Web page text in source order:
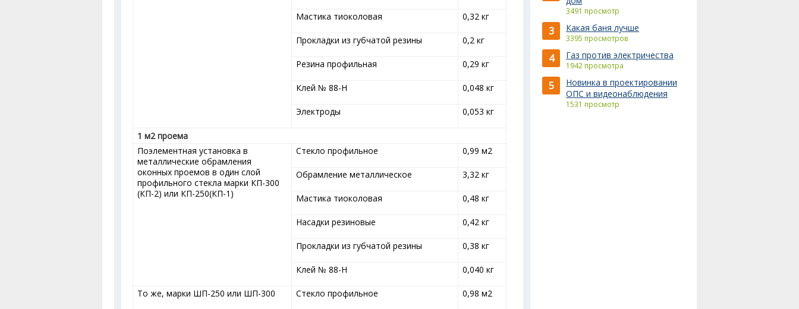
Мастика тиоколовая 0,32 кг
Прокладки из губчатой резины 0,2 кг
Резина профильная 0,29 кг
Клей № 88-Н 0,048 кг
Электроды 0,053 кг
1 м2проема
Поэлементная установка в
металлические обрамления
оконных проемов в один слой
профильного стекла марки КП-300
(КП-2) или КП-250(КП-1)
Стекло профильное 0,99 м2
Обрамление металлическое 3,32 кг
Мастика тиоколовая 0,48 кг
Насадки резиновые 0,42 кг
Прокладки из губчатой резины 0,38 кг
Клей № 88-Н 0,040 кг
То же, марки ШП-250 или ШП-300 Стекло профильное 0,98 м2
3491 просмотр
3 Какая баня лучше
3395 просмотров
4 Газ против электричества
1942 просмотра
5
Новинка в проектировании
ОПС и видеонаблюдения
1531 просмотр